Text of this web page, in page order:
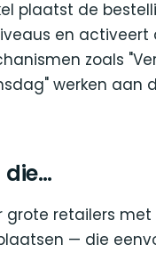
plaatst de
en activeert
zoals
werken aan
die…
grote retailers
— die